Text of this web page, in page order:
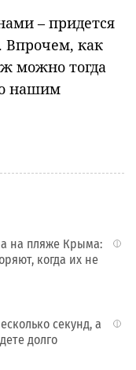
– придется
Впрочем, как
можно тогда
нашим
i
на пляже Крыма:
когда их не
i
секунд, а
долго